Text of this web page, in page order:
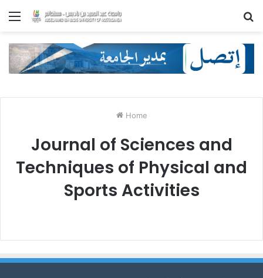
Menu
Home
Journal of Sciences and
Techniques of Physical and
Sports Activities